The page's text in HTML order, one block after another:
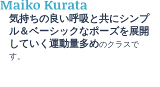
Maiko Kurata
気持ちの良い呼吸と共にシンプ
ル＆ベーシックなポーズを展開
していく運動量多めのクラスで
す。